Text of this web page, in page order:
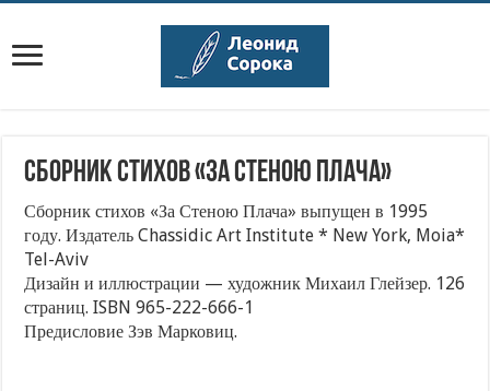
Сборник стихов «За Стеною Плача»
Сборник стихов «За Стеною Плача» выпущен в 1995
году. Издатель Chassidic Art Institute * New York, Moia*
Tel-Aviv
Дизайн и иллюстрации — художник Михаил Глейзер. 126
страниц. ISBN 965-222-666-1
Предисловие Зэв Марковиц.